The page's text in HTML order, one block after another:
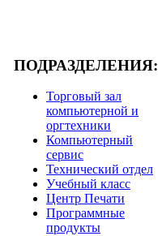
ПОДРАЗДЕЛЕНИЯ:
Торговый зал
компьютерной и
оргтехники
Компьютерный
сервис
Технический отдел
Учебный класс
Центр Печати
Программные
продукты